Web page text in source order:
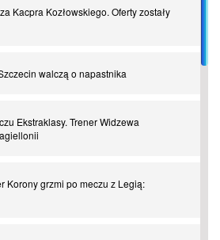
powiemy ciao?
Mino Raiola?
Kacpra Kozłowskiego. Oferty zostały
walczą o napastnika
Ekstraklasy. Trener Widzewa
Korony grzmi po meczu z Legią: